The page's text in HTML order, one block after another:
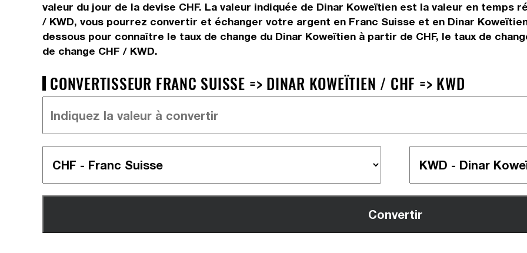
valeur du jour de la devise CHF. La valeur indiquée de Dinar Koweïtien est la valeur en temps
/ KWD, vous pourrez convertir et échanger votre argent en Franc Suisse et en Dinar
dessous pour connaître le taux de change du Dinar Koweïtien à partir de CHF, le taux de
de change CHF / KWD.
CONVERTISSEUR FRANC SUISSE => DINAR KOWEÏTIEN / CHF => KWD